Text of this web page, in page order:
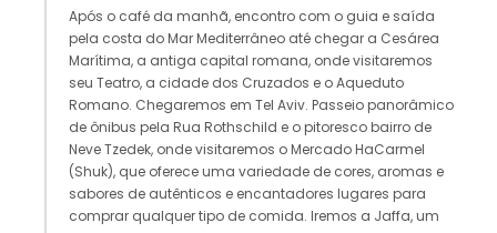
Após o café da manhã, encontro com o guia e saída
pela costa do Mar Mediterrâneo até chegar a Cesárea
Marítima, a antiga capital romana, onde visitaremos
seu Teatro, a cidade dos Cruzados e o Aqueduto
Romano. Chegaremos em Tel Aviv. Passeio panorâmico
de ônibus pela Rua Rothschild e o pitoresco bairro de
Neve Tzedek, onde visitaremos o Mercado HaCarmel
(Shuk), que oferece uma variedade de cores, aromas e
sabores de autênticos e encantadores lugares para
comprar qualquer tipo de comida. Iremos a Jaffa, um